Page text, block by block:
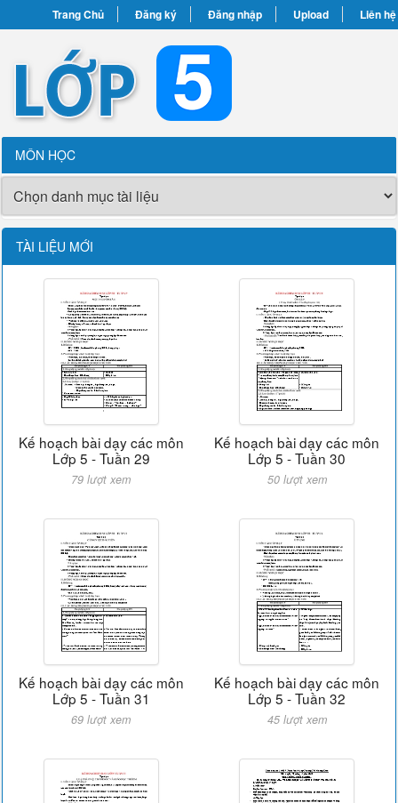
Trang Chủ Đăng ký Đăng nhập Upload Liên hệ
MÔN HỌC
TÀI LIỆU MỚI
Kế hoạch bài dạy các môn
Lớp 5 - Tuần 29
79 lượt xem
Kế hoạch bài dạy các môn
Lớp 5 - Tuần 30
50 lượt xem
Kế hoạch bài dạy các môn
Lớp 5 - Tuần 31
69 lượt xem
Kế hoạch bài dạy các môn
Lớp 5 - Tuần 32
45 lượt xem